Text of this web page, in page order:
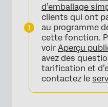
Onglet d’arrondi
Onglet Tickets
Onglet Insights
d’emballage
clients qui ont
au programme
cette fonction.
voir Aperçu
avez des
tarification et
contactez le